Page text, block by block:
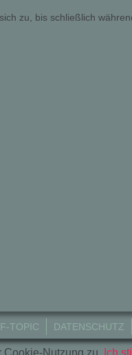
zu, bis schließlich
TOPIC DATENSCHUTZ